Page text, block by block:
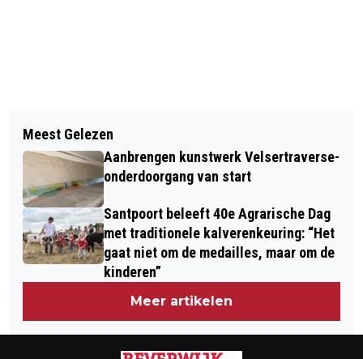
PERCOSSA MET ‘LET ME IN – LET ME
OUT’ IN KENNEMER THEATER
HEB JIJ LAST VAN EEN WINTERDIP?
BEAUTY BY SORENA GEEFT ZEVEN
TIPS OM DE WINTER DOOR TE KOMEN
Meest Gelezen
Aanbrengen kunstwerk Velsertraverse-
onderdoorgang van start
Santpoort beleeft 40e Agrarische Dag
met traditionele kalverenkeuring: “Het
gaat niet om de medailles, maar om de
kinderen”
Meer artikelen